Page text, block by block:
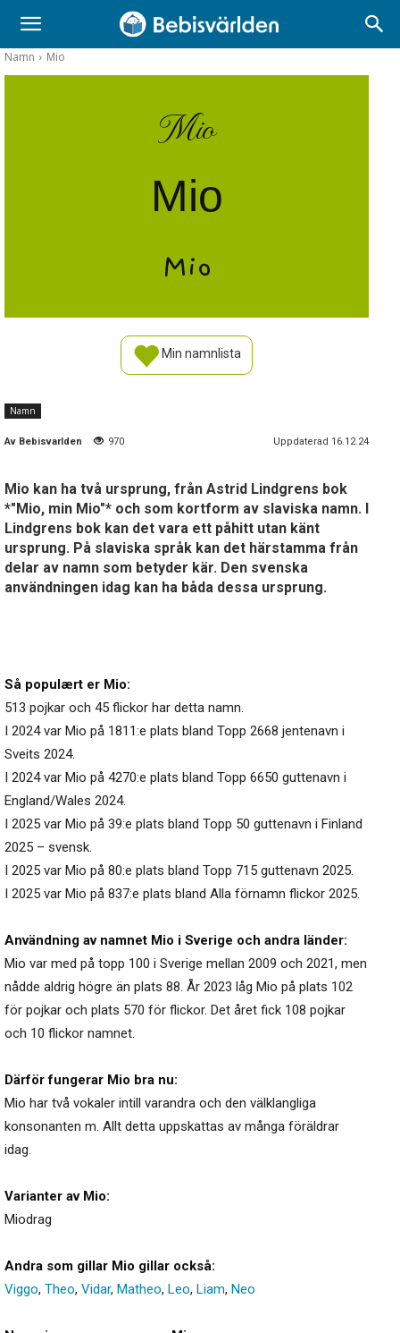
Namn Mio
Mio
Mio
Mio
Min namnlista
Namn
Av Bebisvarlden 970 Uppdaterad 16.12.24
Mio kan ha två ursprung, från Astrid Lindgrens bok
*"Mio, min Mio"* och som kortform av slaviska namn. I
Lindgrens bok kan det vara ett påhitt utan känt
ursprung. På slaviska språk kan det härstamma från
delar av namn som betyder kär. Den svenska
användningen idag kan ha båda dessa ursprung.
Så populært er Mio:
513 pojkar och 45 flickor har detta namn.
I 2024 var Mio på 1811:e plats bland Topp 2668 jentenavn i
Sveits 2024.
I 2024 var Mio på 4270:e plats bland Topp 6650 guttenavn i
England/Wales 2024.
I 2025 var Mio på 39:e plats bland Topp 50 guttenavn i Finland
2025 – svensk.
I 2025 var Mio på 80:e plats bland Topp 715 guttenavn 2025.
I 2025 var Mio på 837:e plats bland Alla förnamn flickor 2025.
Användning av namnet Mio i Sverige och andra länder:
Mio var med på topp 100 i Sverige mellan 2009 och 2021, men
nådde aldrig högre än plats 88. År 2023 låg Mio på plats 102
för pojkar och plats 570 för flickor. Det året fick 108 pojkar
och 10 flickor namnet.
Därför fungerar Mio bra nu:
Mio har två vokaler intill varandra och den välklangliga
konsonanten m. Allt detta uppskattas av många föräldrar
idag.
Varianter av Mio:
Miodrag
Andra som gillar Mio gillar också:
Viggo, Theo, Vidar, Matheo, Leo, Liam, Neo